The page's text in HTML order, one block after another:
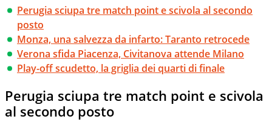
Perugia sciupa tre match point e scivola al secondo
posto
Monza, una salvezza da infarto: Taranto retrocede
Verona sfida Piacenza, Civitanova attende Milano
Play-off scudetto, la griglia dei quarti di finale
Perugia sciupa tre match point e scivola
al secondo posto